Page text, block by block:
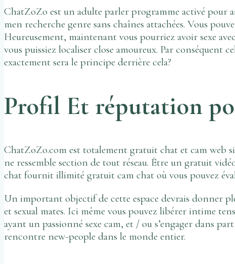
ChatZoZo est un adulte parler programme activé pour
men recherche genre sans chaînes attachées. Vous
Heureusement, maintenant vous pourriez avoir sexe
vous puissiez localiser close amoureux. Par conséquent
exactement sera le principe derrière cela?
Profil Et réputation
ChatZoZo.com est totalement gratuit chat et cam web
ne ressemble section de tout réseau. Être un gratuit
chat fournit illimité gratuit cam chat où vous pouvez
Un important objectif de cette espace devrais donner
et sexual mates. Ici même vous pouvez libérer intime
ayant un passionné sexe cam, et / ou s’engager dans
rencontre new-people dans le monde entier.